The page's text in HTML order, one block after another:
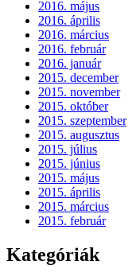
2016. május
2016. április
2016. március
2016. február
2016. január
2015. december
2015. november
2015. október
2015. szeptember
2015. augusztus
2015. július
2015. június
2015. május
2015. április
2015. március
2015. február
Kategóriák